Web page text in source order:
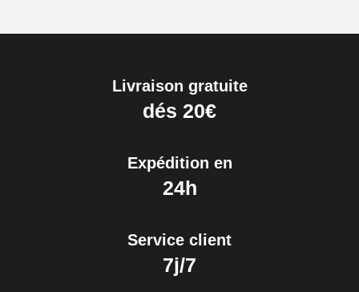
Livraison gratuite
dés 20€
Expédition en
24h
Service client
7j/7